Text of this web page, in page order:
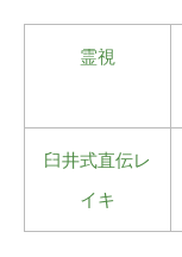
霊視
臼井式直伝レ
イキ